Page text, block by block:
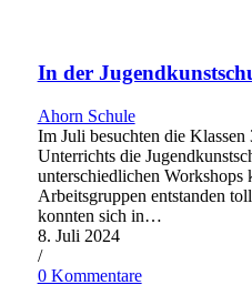
In der
Ahorn Schule
Im Juli besuchten die
Unterrichts die
unterschiedlichen Workshops
Arbeitsgruppen entstanden
konnten sich in…
8. Juli 2024
/
0 Kommentare